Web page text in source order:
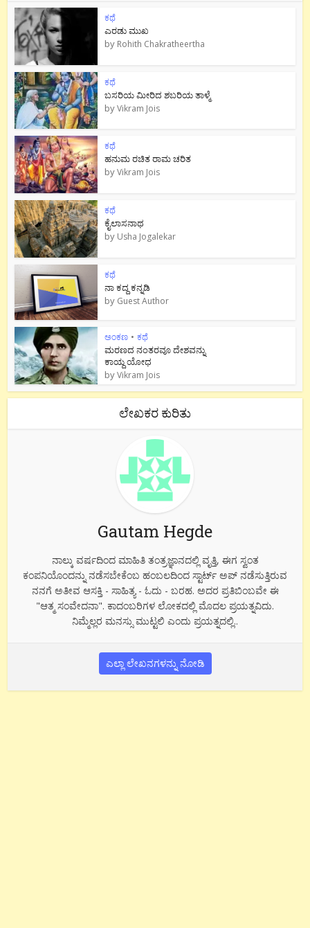
ಕಥೆ
ಎರಡು ಮುಖ
by Rohith Chakratheertha
ಕಥೆ
ಬಸರಿಯ ಮೀರಿದ ಶಬರಿಯ ತಾಳ್ಮೆ
byVikram Jois
ಕಥೆ
ಹನುಮ ರಚಿತ ರಾಮ‌ ಚರಿತ
byVikram Jois
ಕಥೆ
ಕೈಲಾಸನಾಥ
by Usha Jogalekar
ಕಥೆ
ನಾ ಕದ್ದ ಕನ್ನಡಿ
by Guest Author
ಅಂಕಣ • ಕಥೆ
ಮರಣದ ನಂತರವೂ ದೇಶವನ್ನು
ಕಾಯ್ದ ಯೋಧ
byVikram Jois
ಲೇಖಕರ ಕುರಿತು
Gautam Hegde
ನಾಲ್ಕು ವರ್ಷದಿಂದ ಮಾಹಿತಿ ತಂತ್ರಜ್ಞಾನದಲ್ಲಿ ವೃತ್ತಿ, ಈಗ ಸ್ವಂತ
ಕಂಪನಿಯೊಂದನ್ನು ನಡೆಸಬೇಕೆಂಬ ಹಂಬಲದಿಂದ ಸ್ಟಾರ್ಟ್ ಅಪ್ ನಡೆಸುತ್ತಿರುವ
ನನಗೆ ಅತೀವ ಆಸಕ್ತಿ - ಸಾಹಿತ್ಯ - ಓದು - ಬರಹ. ಅದರ ಪ್ರತಿಬಿಂಬವೇ ಈ
"ಆತ್ಮ ಸಂವೇದನಾ". ಕಾದಂಬರಿಗಳ ಲೋಕದಲ್ಲಿ ಮೊದಲ ಪ್ರಯತ್ನವಿದು.
ನಿಮ್ಮೆಲ್ಲರ ಮನಸ್ಸು ಮುಟ್ಟಲಿ ಎಂದು ಪ್ರಯತ್ನದಲ್ಲಿ..
ಎಲ್ಲಾ ಲೇಖನಗಳನ್ನು ನೋಡಿ